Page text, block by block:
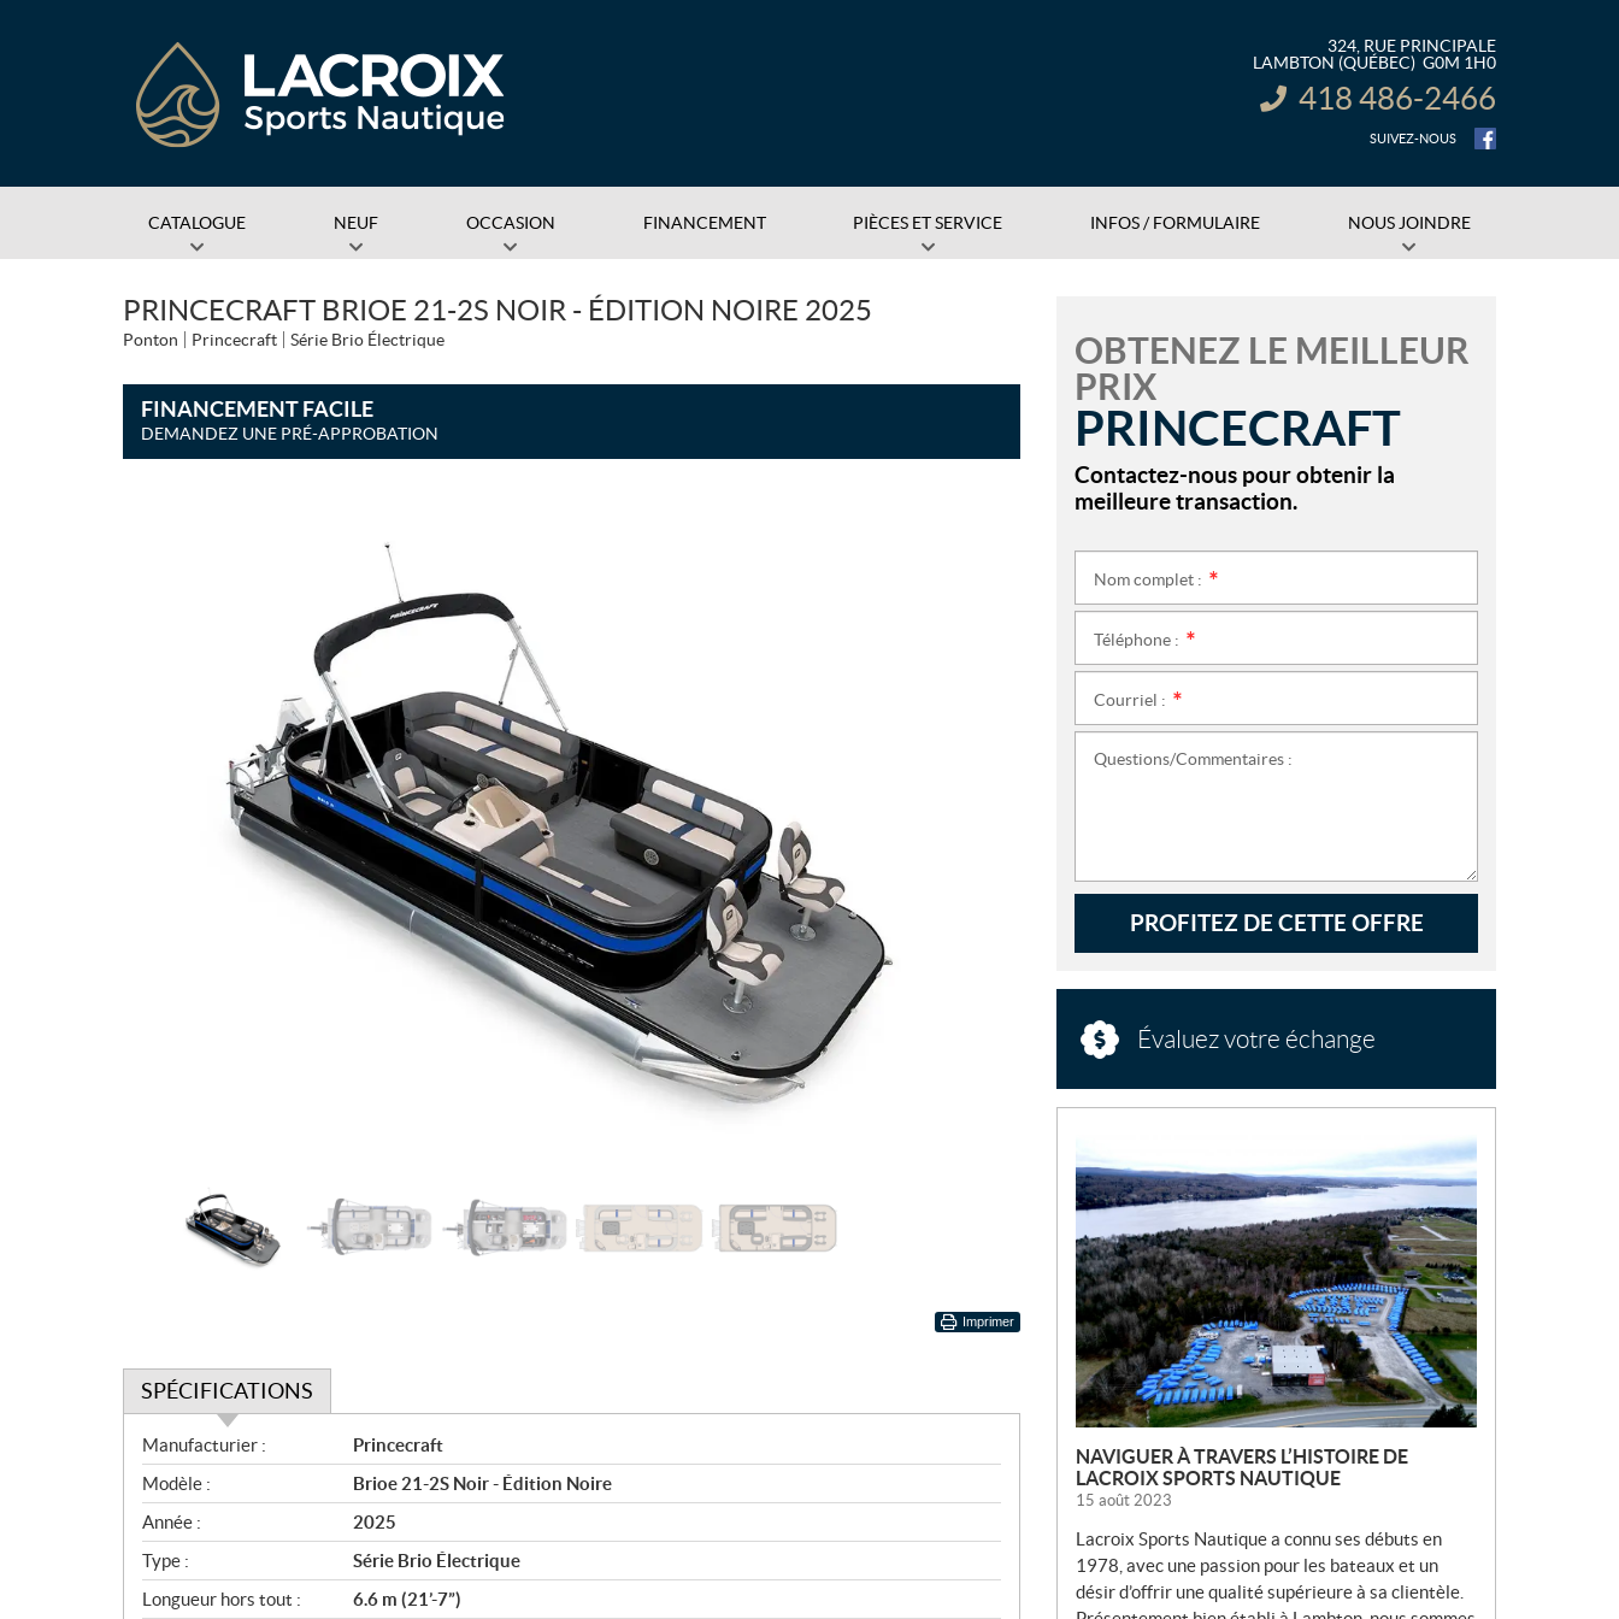
324, RUE PRINCIPALE
LAMBTON (QUÉBEC) G0M 1H0
INFORMATION :
418 486-2466
SUIVEZ-NOUS
CATALOGUE NEUF OCCASION FINANCEMENT PIÈCES ET SERVICE INFOS / FORMULAIRE NOUS JOINDRE
PRINCECRAFT BRIOE 21-2S NOIR - ÉDITION NOIRE 2025
Ponton Princecraft Série Brio Électrique
FINANCEMENT FACILE
DEMANDEZ UNE PRÉ-APPROBATION
Imprimer
SPÉCIFICATIONS
S
p
é
c
i
f
i
Manufacturier :
Princecraft
Modèle :
Brioe 21-2S Noir - Édition Noire
Année :
2025
Type :
Série Brio Électrique
Longueur hors tout :
6.6 m (21’-7”)
OBTENEZ LE MEILLEUR
PRIX
PRINCECRAFT
Contactez-nous pour obtenir la
meilleure transaction.
Nom complet :
Téléphone :
Courriel :
Questions/Commentaires :
PROFITEZ DE CETTE OFFRE
Évaluez votre échange
O
U
V
E
L
L
E
S
NAVIGUER À TRAVERS L’HISTOIRE DE
LACROIX SPORTS NAUTIQUE
15 août 2023
Lacroix Sports Nautique a connu ses débuts en
1978, avec une passion pour les bateaux et un
désir d’offrir une qualité supérieure à sa clientèle.